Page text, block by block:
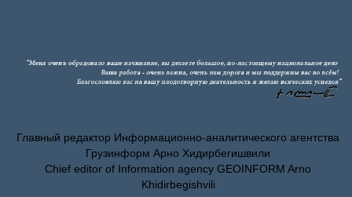
Главный редактор Информационно-аналитического агентства
Грузинформ Арно Хидирбегишвили
Chief editor of Information agency GEOINFORM Arno
Khidirbegishvili